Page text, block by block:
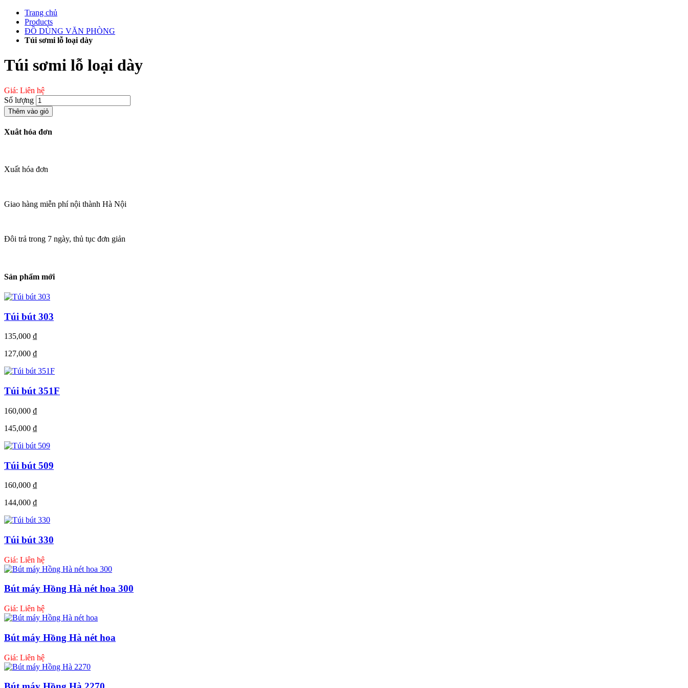
Chuyển
phần
Trang chủ
Products
ĐỒ DÙNG VĂN PHÒNG
Túi sơmi lỗ loại dày
Túi sơmi lỗ loại dày
Giá: Liên hệ
Số lượng
Thêm vào giỏ
Xuât hóa đơn
Xuất hóa đơn
Giao hàng miễn phí nội thành Hà Nội
Đôi trả trong 7 ngày, thủ tục đơn giản
Sản phẩm mới
Túi bút 303
135,000 ₫
127,000 ₫
Túi bút 351F
160,000 ₫
145,000 ₫
Túi bút 509
160,000 ₫
144,000 ₫
Túi bút 330
Giá: Liên hệ
Bút máy Hồng Hà nét hoa 300
Giá: Liên hệ
Bút máy Hồng Hà nét hoa
Giá: Liên hệ